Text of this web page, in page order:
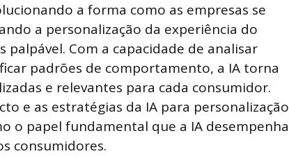
a forma como as empresas se
a personalização da experiência do
palpável. Com a capacidade de analisar
padrões de comportamento, a IA torna
e relevantes para cada consumidor.
e as estratégias da IA para personalização
o papel fundamental que a IA desempenha
consumidores.